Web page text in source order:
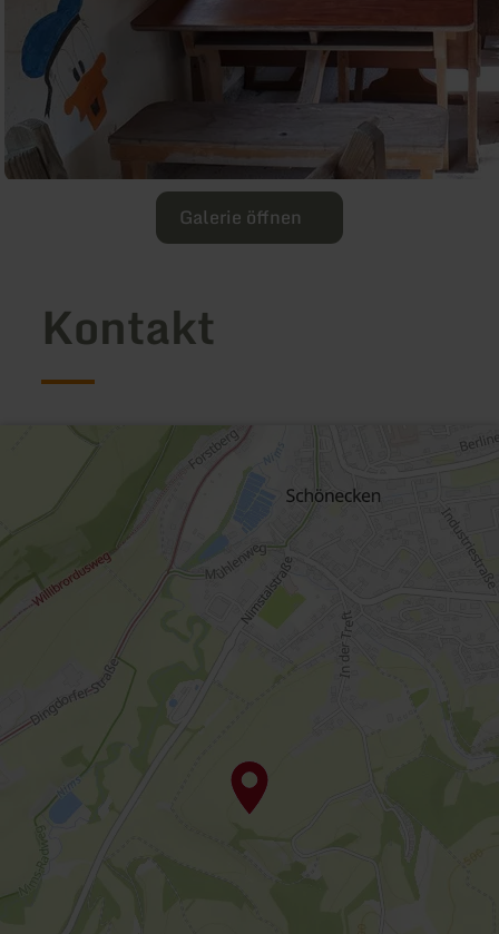
Galerie öffnen
Kontakt